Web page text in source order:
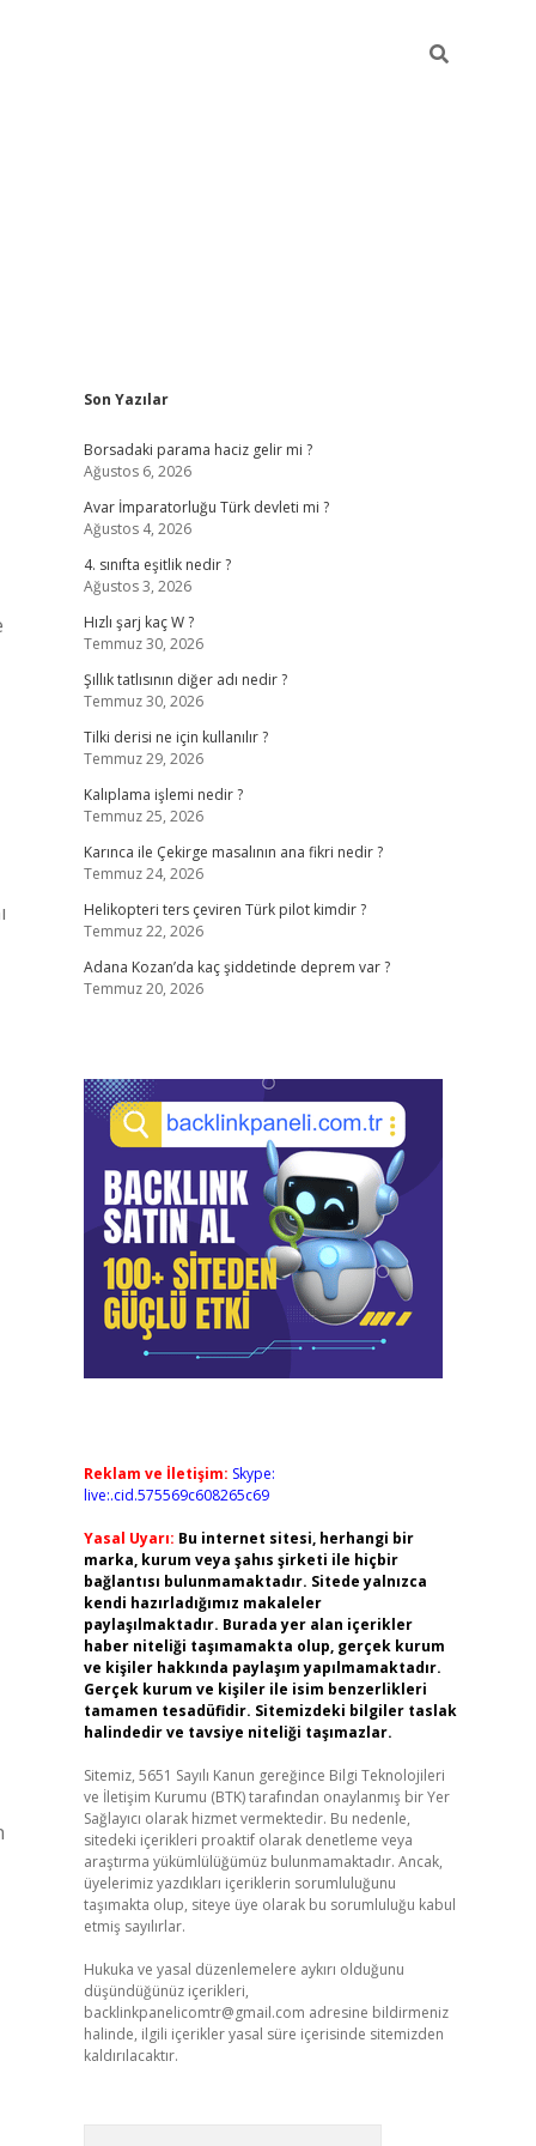
Sidebar
Son Yazılar
Borsadaki parama haciz gelir mi ?
Ağustos 6, 2026
Avar İmparatorluğu Türk devleti mi ?
Ağustos 4, 2026
4. sınıfta eşitlik nedir ?
Ağustos 3, 2026
Hızlı şarj kaç W ?
Temmuz 30, 2026
Şıllık tatlısının diğer adı nedir ?
Temmuz 30, 2026
Tilki derisi ne için kullanılır ?
Temmuz 29, 2026
Kalıplama işlemi nedir ?
Temmuz 25, 2026
Karınca ile Çekirge masalının ana fikri nedir ?
Temmuz 24, 2026
Helikopteri ters çeviren Türk pilot kimdir ?
Temmuz 22, 2026
Adana Kozan’da kaç şiddetinde deprem var ?
Temmuz 20, 2026
Reklam ve İletişim: Skype:
live:.cid.575569c608265c69
Yasal Uyarı: Bu internet sitesi, herhangi bir
marka, kurum veya şahıs şirketi ile hiçbir
bağlantısı bulunmamaktadır. Sitede yalnızca
kendi hazırladığımız makaleler
paylaşılmaktadır. Burada yer alan içerikler
haber niteliği taşımamakta olup, gerçek kurum
ve kişiler hakkında paylaşım yapılmamaktadır.
Gerçek kurum ve kişiler ile isim benzerlikleri
tamamen tesadüfidir. Sitemizdeki bilgiler taslak
halindedir ve tavsiye niteliği taşımazlar.
Sitemiz, 5651 Sayılı Kanun gereğince Bilgi Teknolojileri
ve İletişim Kurumu (BTK) tarafından onaylanmış bir Yer
Sağlayıcı olarak hizmet vermektedir. Bu nedenle,
sitedeki içerikleri proaktif olarak denetleme veya
araştırma yükümlülüğümüz bulunmamaktadır. Ancak,
üyelerimiz yazdıkları içeriklerin sorumluluğunu
taşımakta olup, siteye üye olarak bu sorumluluğu kabul
etmiş sayılırlar.
Hukuka ve yasal düzenlemelere aykırı olduğunu
düşündüğünüz içerikleri,
backlinkpanelicomtr@gmail.com adresine bildirmeniz
halinde, ilgili içerikler yasal süre içerisinde sitemizden
kaldırılacaktır.